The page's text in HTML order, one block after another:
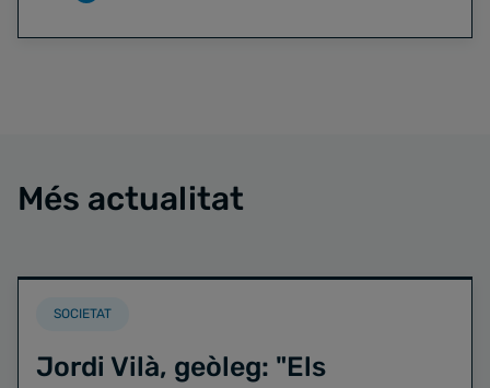
Més actualitat
SOCIETAT
Jordi Vilà, geòleg: "Els